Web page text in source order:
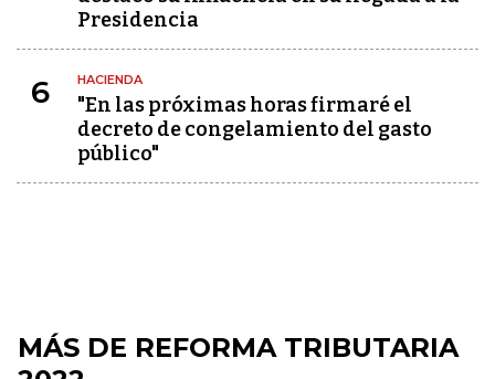
Presidencia
6 HACIENDA
"En las próximas horas firmaré el
decreto de congelamiento del gasto
público"
MÁS DE REFORMA TRIBUTARIA